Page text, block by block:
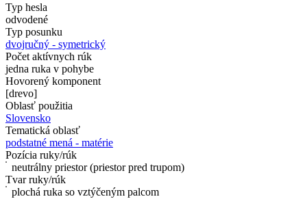
Typ hesla
odvodené
Typ posunku
dvojručný - symetrický
Počet aktívnych rúk
jedna ruka v pohybe
Hovorený komponent
[drevo]
Oblasť použitia
Slovensko
Tematická oblasť
podstatné mená - matérie
Pozícia ruky/rúk
neutrálny priestor (priestor pred trupom)
Tvar ruky/rúk
plochá ruka so vztýčeným palcom